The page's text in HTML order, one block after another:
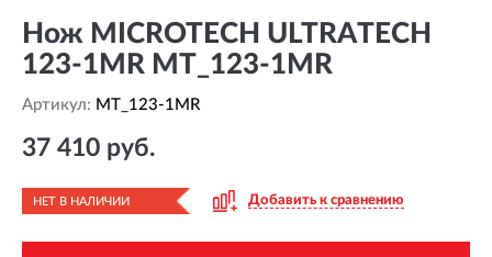
Нож MICROTECH ULTRATECH
123-1MR MT_123-1MR
Артикул: MT_123-1MR
37 410 руб.
НЕТ В НАЛИЧИИ Добавить к сравнению